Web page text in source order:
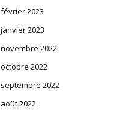
février 2023
janvier 2023
novembre 2022
octobre 2022
septembre 2022
août 2022